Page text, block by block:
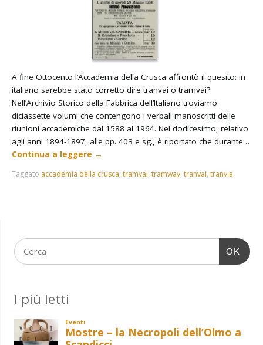
A fine Ottocento l’Accademia della Crusca affrontò il quesito: in
italiano sarebbe stato corretto dire tranvai o tramvai?
Nell’Archivio Storico della Fabbrica dell’Italiano troviamo
diciassette volumi che contengono i verbali manoscritti delle
riunioni accademiche dal 1588 al 1964. Nel dodicesimo, relativo
agli anni 1894-1897, alle pp. 403 e sg., è riportato che durante…
Continua a leggere →
Taggato accademia della crusca,tramvai,tramway,tranvai,tranvia
OK
I più letti